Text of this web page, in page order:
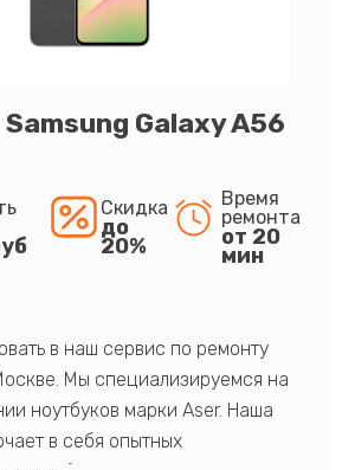
Galaxy A56
Скидка
до
20%
Время
ремонта
от 20
мин
в наш сервис по ремонту
Мы специализируемся на
ноутбуков марки Aser. Наша
в себя опытных